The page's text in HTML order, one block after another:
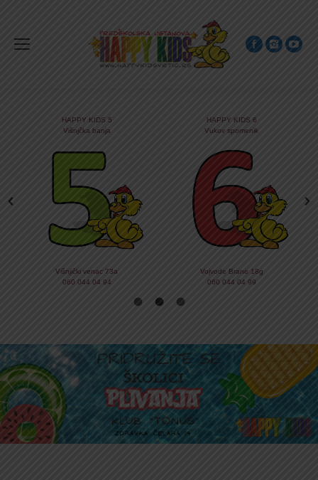
HAPPY KIDS 5
Višnjčka banja
Višnjički venac 73a
060 044 04 94
HAPPY KIDS 6
Vukov spomenik
Vojvode Brane 18g
060 044 04 99